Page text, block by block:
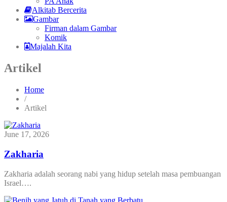
Alkitab Bercerita
Gambar
Firman dalam Gambar
Komik
Majalah Kita
Artikel
Home
/
Artikel
June 17, 2026
Zakharia
Zakharia adalah seorang nabi yang hidup setelah masa pembuangan
Israel….